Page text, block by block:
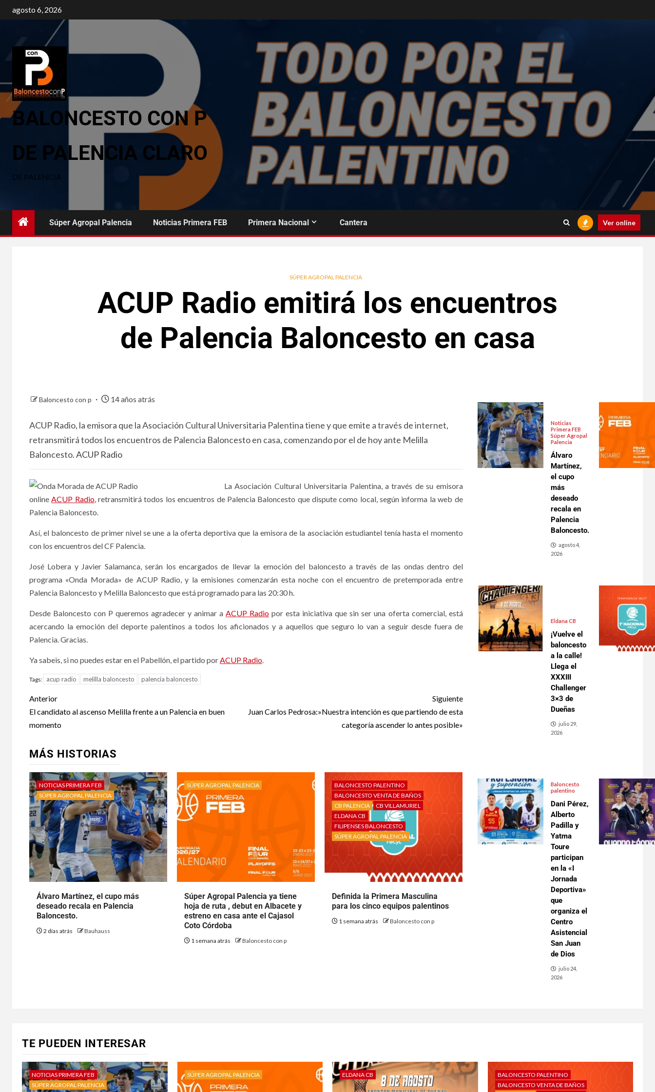
agosto 6, 2026
BALONCESTO CON P
DE PALENCIA CLARO
DE PALENCIA
Súper Agropal Palencia Noticias Primera FEB Primera Nacional Cantera Ver online
SÚPER AGROPAL PALENCIA
ACUP Radio emitirá los encuentros
de Palencia Baloncesto en casa
Baloncesto con p 14 años atrás
ACUP Radio, la emisora que la Asociación Cultural Universitaria Palentina tiene y que emite a través de internet,
retransmitirá todos los encuentros de Palencia Baloncesto en casa, comenzando por el de hoy ante Melilla
Baloncesto.ACUP Radio
La Asociación Cultural Universitaria Palentina, a través de su emisora
onlineACUP Radio, retransmitirá todos los encuentros de Palencia Baloncesto que dispute como local, según informa la web de
Palencia Baloncesto.
Así, el baloncesto de primer nivel se une a la oferta deportiva que la emisora de la asociación estudiantel tenía hasta el momento
con los encuentros del CF Palencia.
José Lobera y Javier Salamanca, serán los encargados de llevar la emoción del baloncesto a través de las ondas dentro del
programa «Onda Morada» de ACUP Radio, y la emisiones comenzarán esta noche con el encuentro de pretemporada entre
Palencia Baloncesto y Melilla Baloncesto que está programado para las 20:30 h.
Desde Baloncesto con P queremos agradecer y animar aACUP Radio por esta iniciativa que sin ser una oferta comercial, está
acercando la emoción del deporte palentinos a todos los aficionados y a aquellos que seguro lo van a seguir desde fuera de
Palencia. Gracias.
Ya sabeis, si no puedes estar en el Pabellón, el partido porACUP Radio.
Tags: acup radio melilla baloncesto palencia baloncesto
Anterior
El candidato al ascenso Melilla frente a un Palencia en buen
momento
Siguiente
Juan Carlos Pedrosa:»Nuestra intención es que partiendo de esta
categoría ascender lo antes posible»
MÁS HISTORIAS
NOTICIAS PRIMERA FEB
SÚPER AGROPAL PALENCIA
Álvaro Martínez, el cupo más
deseado recala en Palencia
Baloncesto.
2 días atrás Bauhauss
SÚPER AGROPAL PALENCIA
Súper Agropal Palencia ya tiene
hoja de ruta , debut en Albacete y
estreno en casa ante el Cajasol
Coto Córdoba
1 semana atrás Baloncesto con p
BALONCESTO PALENTINO
BALONCESTO VENTA DE BAÑOS
CB PALENCIA
CB VILLAMURIEL
ELDANA CB
FILIPENSES BALONCESTO
SÚPER AGROPAL PALENCIA
Definida la Primera Masculina
para los cinco equipos palentinos
1 semana atrás Baloncesto con p
Noticias
Primera FEB
Súper Agropal
Palencia
Álvaro
Martínez,
el cupo
más
deseado
recala en
Palencia
Baloncesto.
agosto 4,
2026
Eldana CB
¡Vuelve el
baloncesto
a la calle!
Llega el
XXXIII
Challenger
3×3 de
Dueñas
julio 29,
2026
Baloncesto
palentino
Dani Pérez,
Alberto
Padilla y
Yatma
Toure
participan
en la «I
Jornada
Deportiva»
que
organiza el
Centro
Asistencial
San Juan
de Dios
julio 24,
2026
TE PUEDEN INTERESAR
NOTICIAS PRIMERA FEB
SÚPER AGROPAL PALENCIA
SÚPER AGROPAL PALENCIA ELDANA CB
BALONCESTO PALENTINO
BALONCESTO VENTA DE BAÑOS